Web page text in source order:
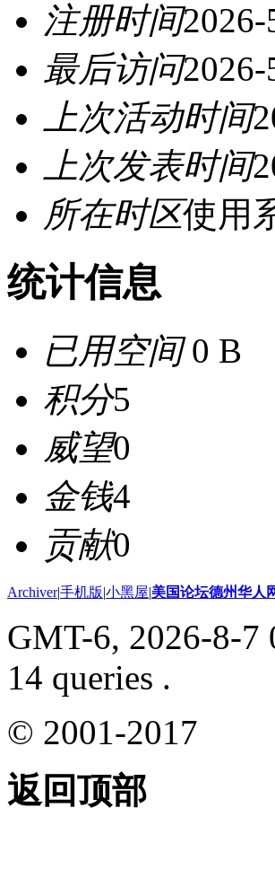
注册时间2026-
最后访问2026-
上次活动时间
上次发表时间
所在时区使用
统计信息
已用空间0 B
积分5
威望0
金钱4
贡献0
Archiver|手机版|小黑屋|美国论坛德州华人
GMT-6, 2026-8-7
14 queries .
© 2001-2017
返回顶部